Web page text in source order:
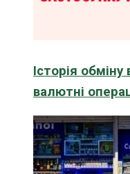
Історія
валютні